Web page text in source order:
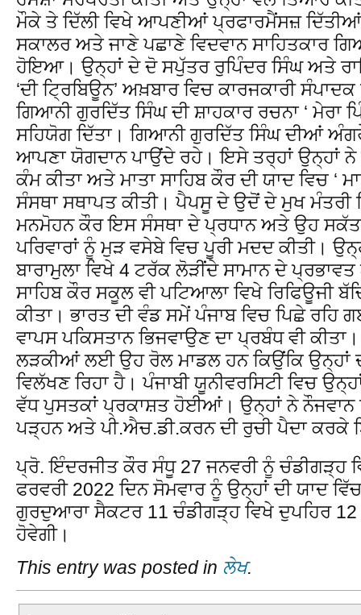
ਮੌਕੇ ਤੇ ਦਿੱਲੀ ਵਿਖੇ ਆਪਣੀਆਂ ਪ੍ਰਫਾਰਮੈਂਸਜ਼
ਸਕਾਲਰ ਅਤੇ ਜਾਣੇ ਪਛਾਣੇ ਵਿਦਵਾਨ ਸਾਹਿਤਕਾਰ
ਹੋਇਆ। ਉਨ੍ਹਾਂ ਦੇ ਦੋ ਸਪੁੱਤਰ ਰੁਪਿੰਦਰ ਸਿੰਘ ਅਤੇ
‘ਦੀ ਟ੍ਰਿਬਿਊਨ’ ਅਖ਼ਬਾਰ ਵਿਚ ਕਾਰਜਕਾਰੀ
ਗਿਆਨੀ ਗੁਰਦਿੱਤ ਸਿੰਘ ਦੀ ਸ਼ਾਹਕਾਰ ਰਚਨਾ ‘ ਮੇਰਾ
ਸਹਿਯੋਗ ਦਿੱਤਾ। ਗਿਆਨੀ ਗੁਰਦਿੱਤ ਸਿੰਘ ਦੀਆਂ
ਆਪਣਾ ਯੋਗਦਾਨ ਪਾਉਂਦੇ ਰਹੇ। ਇਸੇ ਤਰ੍ਹਾਂ ਉਨ੍ਹਾਂ ਨੇ
ਕੰਮ ਕੀਤਾ ਅਤੇ ਮਾਤਾ ਸਾਹਿਬ ਕੌਰ ਦੀ ਯਾਦ ਵਿਚ ‘
ਸੰਸਥਾ ਸਥਾਪਤ ਕੀਤੀ। ਪੈਪਸੂ ਦੇ ਉਦੋਂ ਦੇ ਮੁਖ ਮੰਤਰੀ
ਮਨਮੋਹਨ ਕੌਰ ਇਸ ਸੰਸਥਾ ਦੇ ਪ੍ਰਧਾਨ ਅਤੇ ਉਹ
ਪਰਿਵਾਰਾਂ ਨੂੰ ਮੁੜ ਵਸੇਬੇ ਵਿਚ ਪੂਰੀ ਮਦਦ ਕੀਤੀ।
ਬਾਰਾਮੁਲਾ ਵਿਖੇ 4 ਟਰੱਕ ਲੋੜੀਂਦੇ ਸਾਮਾਨ ਦੇ
ਸਾਹਿਬ ਕੌਰ ਸਕੂਲ ਵੀ ਪਟਿਆਲਾ ਵਿਖੇ ਰਿਫਿਊਜੀ
ਕੀਤਾ। ਭਾਰਤ ਦੀ ਵੰਡ ਸਮੇਂ ਪੰਜਾਬ ਵਿਚ ਪਿਛੇ
ਵਾਪਸ ਪਕਿਸਤਾਨ ਭਿਜਵਾਉਣ ਦਾ ਪ੍ਰਬੰਧ ਵੀ
ਲੜਕੀਆਂ ਲਈ ਉਹ ਰੋਲ ਮਾਡਲ ਹਨ ਕਿਉਂਕਿ ਉਨ੍ਹਾਂ
ਵਿਲੱਖਣ ਰਿਹਾ ਹੈ। ਪੰਜਾਬੀ ਯੂਨੀਵਰਸਿਟੀ ਵਿਚ
ਵੱਧ ਪੁਸਤਕਾਂ ਪ੍ਰਕਾਸ਼ਤ ਹੋਈਆਂ। ਉਨ੍ਹਾਂ ਨੇ ਨੌਜਵਾਨ
ਪੜ੍ਹਨ ਅਤੇ ਪੀ.ਐਚ.ਡੀ.ਕਰਨ ਦੀ ਰੁਚੀ ਪੈਦਾ ਕਰਕੇ
ਪ੍ਰੋ. ਇੰਦਰਜੀਤ ਕੌਰ ਸੰਧੂ 27 ਜਨਵਰੀ ਨੂੰ ਚੰਡੀਗੜ੍ਹ
ਫਰਵਰੀ 2022 ਦਿਨ ਸੋਮਵਾਰ ਨੂੰ ਉਨ੍ਹਾਂ ਦੀ ਯਾਦ
ਗੁਰਦੁਆਰਾ ਸੈਕਟਰ 11 ਚੰਡੀਗੜ੍ਹ ਵਿਖੇ ਦੁਪਹਿਰ
ਹੋਵੇਗੀ।
This entry was posted in ਲੇਖ.